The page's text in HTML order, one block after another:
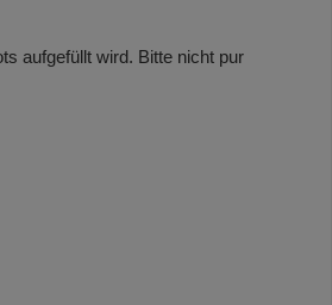
aufgefüllt wird. Bitte nicht pur